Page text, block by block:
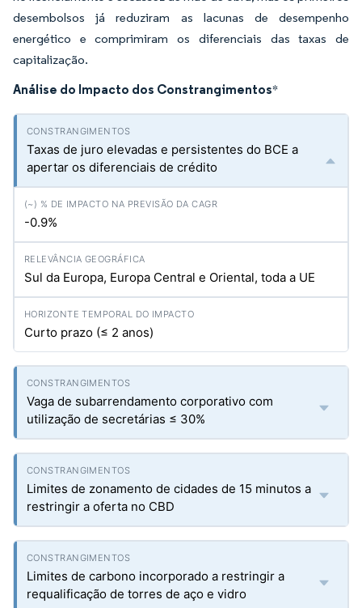
desembolsos já reduziram as lacunas de desempenho
energético e comprimiram os diferenciais das taxas de
capitalização.
Análise do Impacto dos Constrangimentos*
Taxas de juro elevadas e persistentes do BCE a
apertar os diferenciais de crédito
-0.9%
Sul da Europa, Europa Central e Oriental, toda a UE
Curto prazo (≤ 2 anos)
Vaga de subarrendamento corporativo com
utilização de secretárias ≤ 30%
Limites de zonamento de cidades de 15 minutos a
restringir a oferta no CBD
Limites de carbono incorporado a restringir a
requalificação de torres de aço e vidro